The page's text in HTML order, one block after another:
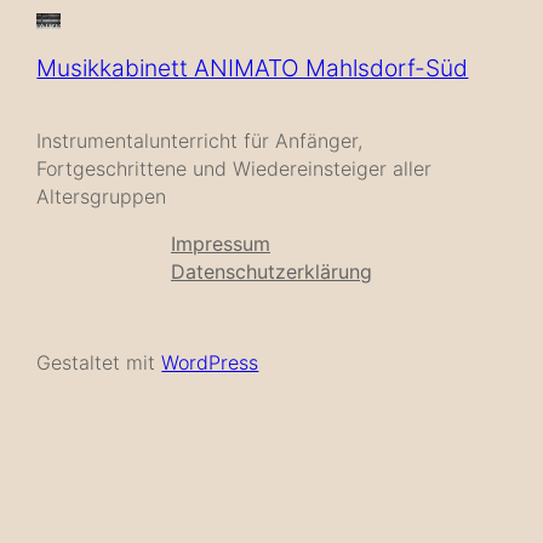
Musikkabinett ANIMATO Mahlsdorf-Süd
Instrumentalunterricht für Anfänger,
Fortgeschrittene und Wiedereinsteiger aller
Altersgruppen
Impressum
Datenschutzerklärung
Gestaltet mitWordPress